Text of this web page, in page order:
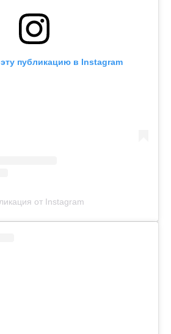
публикацию в Instagram
от Instagram